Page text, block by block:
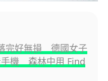
完好無損 德國女子
手機 森林中用 Find